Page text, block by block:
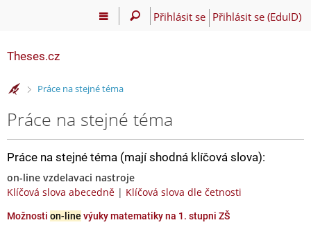
Přihlásit se Přihlásit se (EduID)
Theses.cz
>Práce na stejné téma
Práce na stejné téma
Práce na stejné téma (mají shodná klíčová slova):
on-line vzdelavaci nastroje
Klíčová slova abecedně | Klíčová slova dle četnosti
Možnosti on-line výuky matematiky na 1. stupni ZŠ